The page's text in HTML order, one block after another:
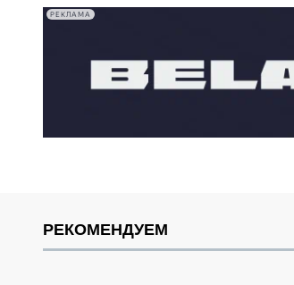
РЕКЛАМА
РЕКОМЕНДУЕМ